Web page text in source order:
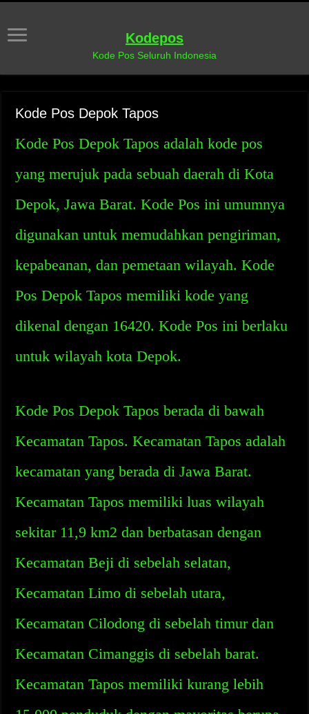
Kodepos
Kode Pos Seluruh Indonesia
Kode Pos Depok Tapos
Kode Pos Depok Tapos adalah kode pos
yang merujuk pada sebuah daerah di Kota
Depok, Jawa Barat. Kode Pos ini umumnya
digunakan untuk memudahkan pengiriman,
kepabeanan, dan pemetaan wilayah. Kode
Pos Depok Tapos memiliki kode yang
dikenal dengan 16420. Kode Pos ini berlaku
untuk wilayah kota Depok.
Kode Pos Depok Tapos berada di bawah
Kecamatan Tapos. Kecamatan Tapos adalah
kecamatan yang berada di Jawa Barat.
Kecamatan Tapos memiliki luas wilayah
sekitar 11,9 km2 dan berbatasan dengan
Kecamatan Beji di sebelah selatan,
Kecamatan Limo di sebelah utara,
Kecamatan Cilodong di sebelah timur dan
Kecamatan Cimanggis di sebelah barat.
Kecamatan Tapos memiliki kurang lebih